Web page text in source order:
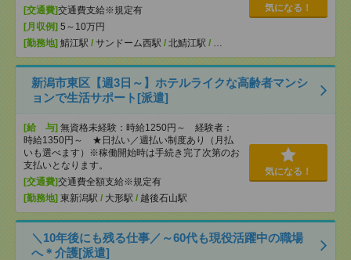
[交通費]交通費支給※規定有
[月収例] 5～10万円
[勤務地] 鯖江駅 / サンドーム西駅 / 北鯖江駅 /
気になる！
新潟市東区【週3日～】ホテルライクな高齢者マンシ
ョンで生活サポート[派遣]
[給 与] 無資格未経験：時給1250円～ 経験者：
時給1350円～ ★日払い／週払い制度あり（月払
いも選べます）※稼働開始時は手続き完了次第のお
支払いとなります。
[交通費]交通費全額支給※規定有
[勤務地] 東新潟駅 / 大形駅 / 越後石山駅
気になる！
＼10年後にも残る仕事／～60代も現役活躍中の職場
へ＊介護[派遣]